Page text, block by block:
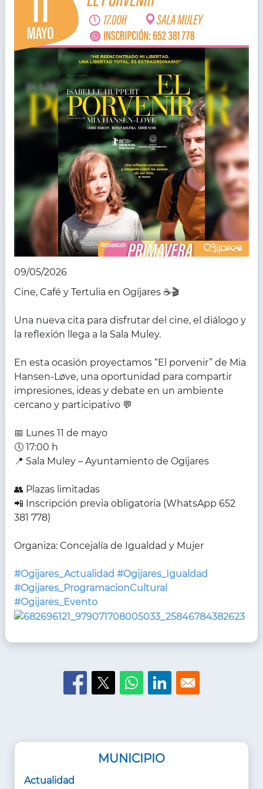
MUNICIPIO
Actualidad
09/05/2026
Cine, Café y Tertulia en Ogíjares ☕🎬
Una nueva cita para disfrutar del cine, el diálogo y
la reflexión llega a la Sala Muley.
En esta ocasión proyectamos “El porvenir” de Mia
Hansen-Løve, una oportunidad para compartir
impresiones, ideas y debate en un ambiente
cercano y participativo 💬
📅 Lunes 11 de mayo
🕔 17:00 h
📍 Sala Muley – Ayuntamiento de Ogíjares
👥 Plazas limitadas
📲 Inscripción previa obligatoria (WhatsApp 652
381 778)
Organiza: Concejalía de Igualdad y Mujer
#Ogijares_Actualidad #Ogijares_Igualdad
#Ogijares_ProgramacionCultural
#Ogijares_Evento